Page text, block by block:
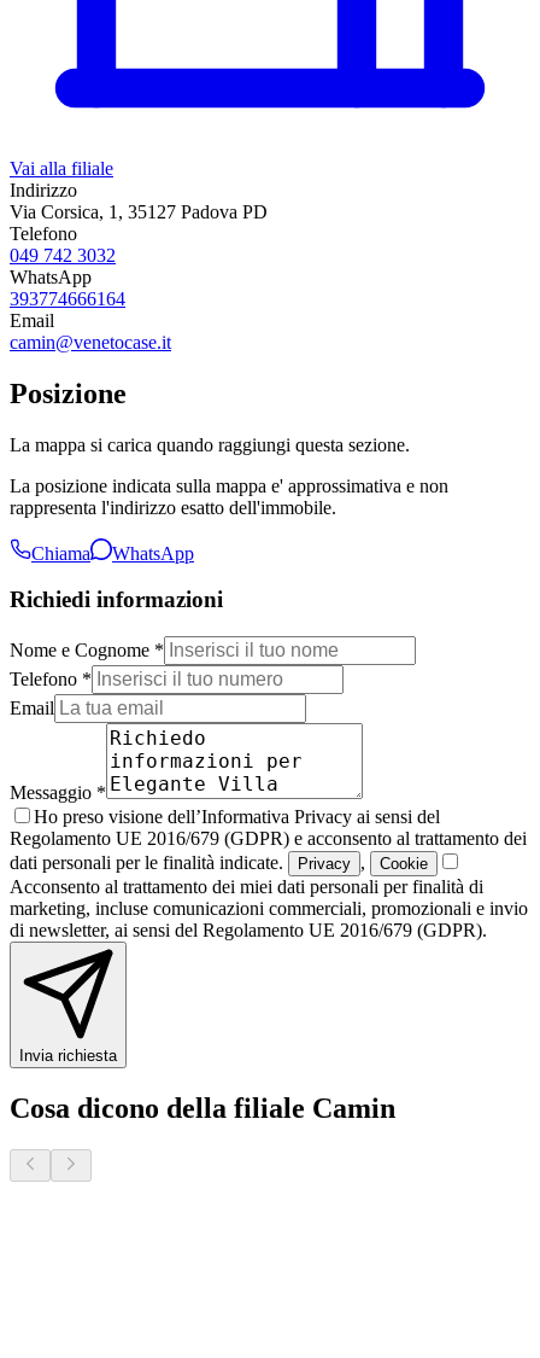
Vai alla filiale
Indirizzo
Via Corsica, 1, 35127 Padova PD
Telefono
049 742 3032
WhatsApp
393774666164
Email
camin@venetocase.it
Posizione
La mappa si carica quando raggiungi questa sezione.
La posizione indicata sulla mappa e' approssimativa e non
rappresenta l'indirizzo esatto dell'immobile.
Chiama WhatsApp
Richiedi informazioni
Nome e Cognome *
Telefono *
Email
Messaggio *
Ho preso visione dell’Informativa Privacy ai sensi del
Regolamento UE 2016/679 (GDPR) e acconsento al trattamento dei
dati personali per le finalità indicate.
Privacy , Cookie
Acconsento al trattamento dei miei dati personali per finalità di
marketing, incluse comunicazioni commerciali, promozionali e invio
di newsletter, ai sensi del Regolamento UE 2016/679 (GDPR).
Invia richiesta
Cosa dicono della filiale Camin